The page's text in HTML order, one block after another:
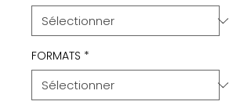
FORMATS *